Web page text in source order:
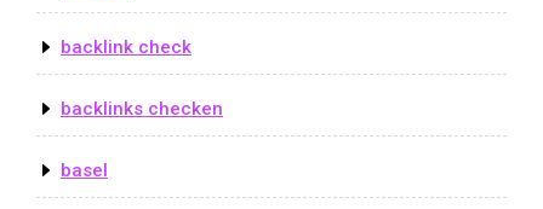
backlink check
backlinks checken
basel